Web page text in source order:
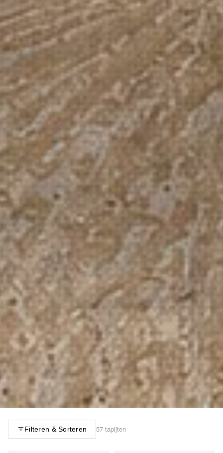
Filteren & Sorteren 57 tapijten